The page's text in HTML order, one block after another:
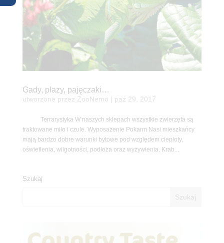
Gady, płazy, pajęczaki…
utworzone przez ZooNemo paź 29, 2017
Terrarystyka W naszych sklepach wszystkie zwierzęta są
traktowane miło i czule. Wyposażenie Pokarm Nasi mieszkańcy
mają bardzo dobre warunki bytowe pod względem ciepłoty,
oświetlenia, wilgotności, podłoża oraz wyżywienia. Krab...
Szukaj